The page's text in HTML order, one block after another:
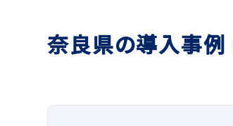
奈良県の導入事例